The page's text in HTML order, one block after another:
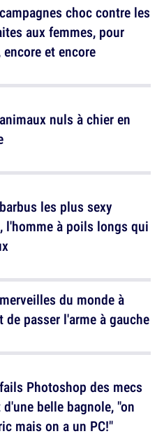
choc contre les
aux femmes, pour
et encore
nuls à chier en
les plus sexy
l'homme à poils longs qui
du monde à
de passer l'arme à gauche
Photoshop des mecs
belle bagnole, "on
mais on a un PC!"